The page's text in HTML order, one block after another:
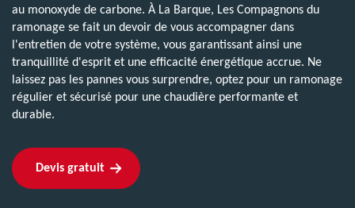
au monoxyde de carbone. À La Barque, Les Compagnons du
ramonage se fait un devoir de vous accompagner dans
l'entretien de votre système, vous garantissant ainsi une
tranquillité d'esprit et une efficacité énergétique accrue. Ne
laissez pas les pannes vous surprendre, optez pour un ramonage
régulier et sécurisé pour une chaudière performante et
durable.
Devis gratuit